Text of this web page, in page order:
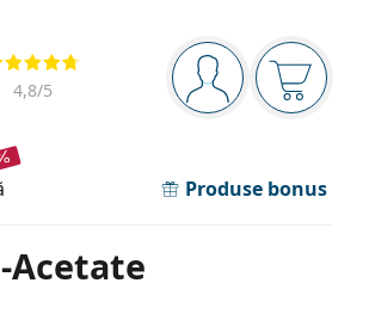
Panou de navigare
Sunteți logat
Coșul
4,8/5
Produse bonus
Acetate